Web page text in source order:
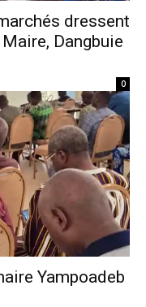
dressent
Dangbuie
0
Yampoadeb